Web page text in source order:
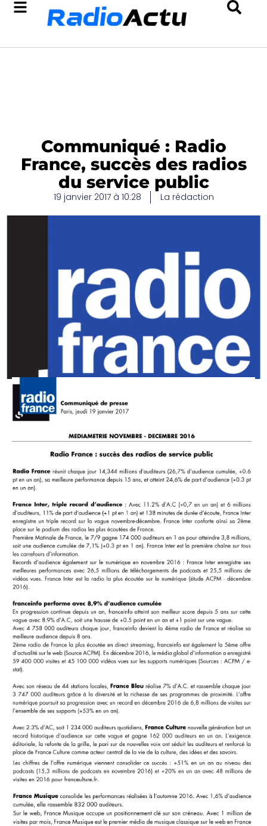
Communiqué : Radio
France, succès des radios
du service public
19 janvier 2017 à 10:28 La rédaction